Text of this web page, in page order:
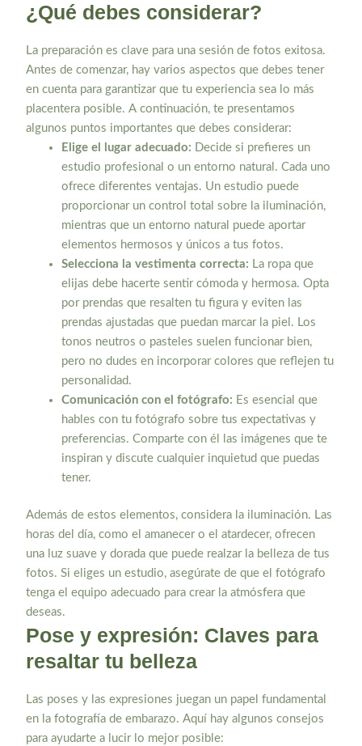
¿Qué debes considerar?
La preparación es clave para una sesión de fotos exitosa.
Antes de comenzar, hay varios aspectos que debes tener
en cuenta para garantizar que tu experiencia sea lo más
placentera posible. A continuación, te presentamos
algunos puntos importantes que debes considerar:
Elige el lugar adecuado: Decide si prefieres un
estudio profesional o un entorno natural. Cada uno
ofrece diferentes ventajas. Un estudio puede
proporcionar un control total sobre la iluminación,
mientras que un entorno natural puede aportar
elementos hermosos y únicos a tus fotos.
Selecciona la vestimenta correcta: La ropa que
elijas debe hacerte sentir cómoda y hermosa. Opta
por prendas que resalten tu figura y eviten las
prendas ajustadas que puedan marcar la piel. Los
tonos neutros o pasteles suelen funcionar bien,
pero no dudes en incorporar colores que reflejen tu
personalidad.
Comunicación con el fotógrafo: Es esencial que
hables con tu fotógrafo sobre tus expectativas y
preferencias. Comparte con él las imágenes que te
inspiran y discute cualquier inquietud que puedas
tener.
Además de estos elementos, considera la iluminación. Las
horas del día, como el amanecer o el atardecer, ofrecen
una luz suave y dorada que puede realzar la belleza de tus
fotos. Si eliges un estudio, asegúrate de que el fotógrafo
tenga el equipo adecuado para crear la atmósfera que
deseas.
Pose y expresión: Claves para
resaltar tu belleza
Las poses y las expresiones juegan un papel fundamental
en la fotografía de embarazo. Aquí hay algunos consejos
para ayudarte a lucir lo mejor posible: